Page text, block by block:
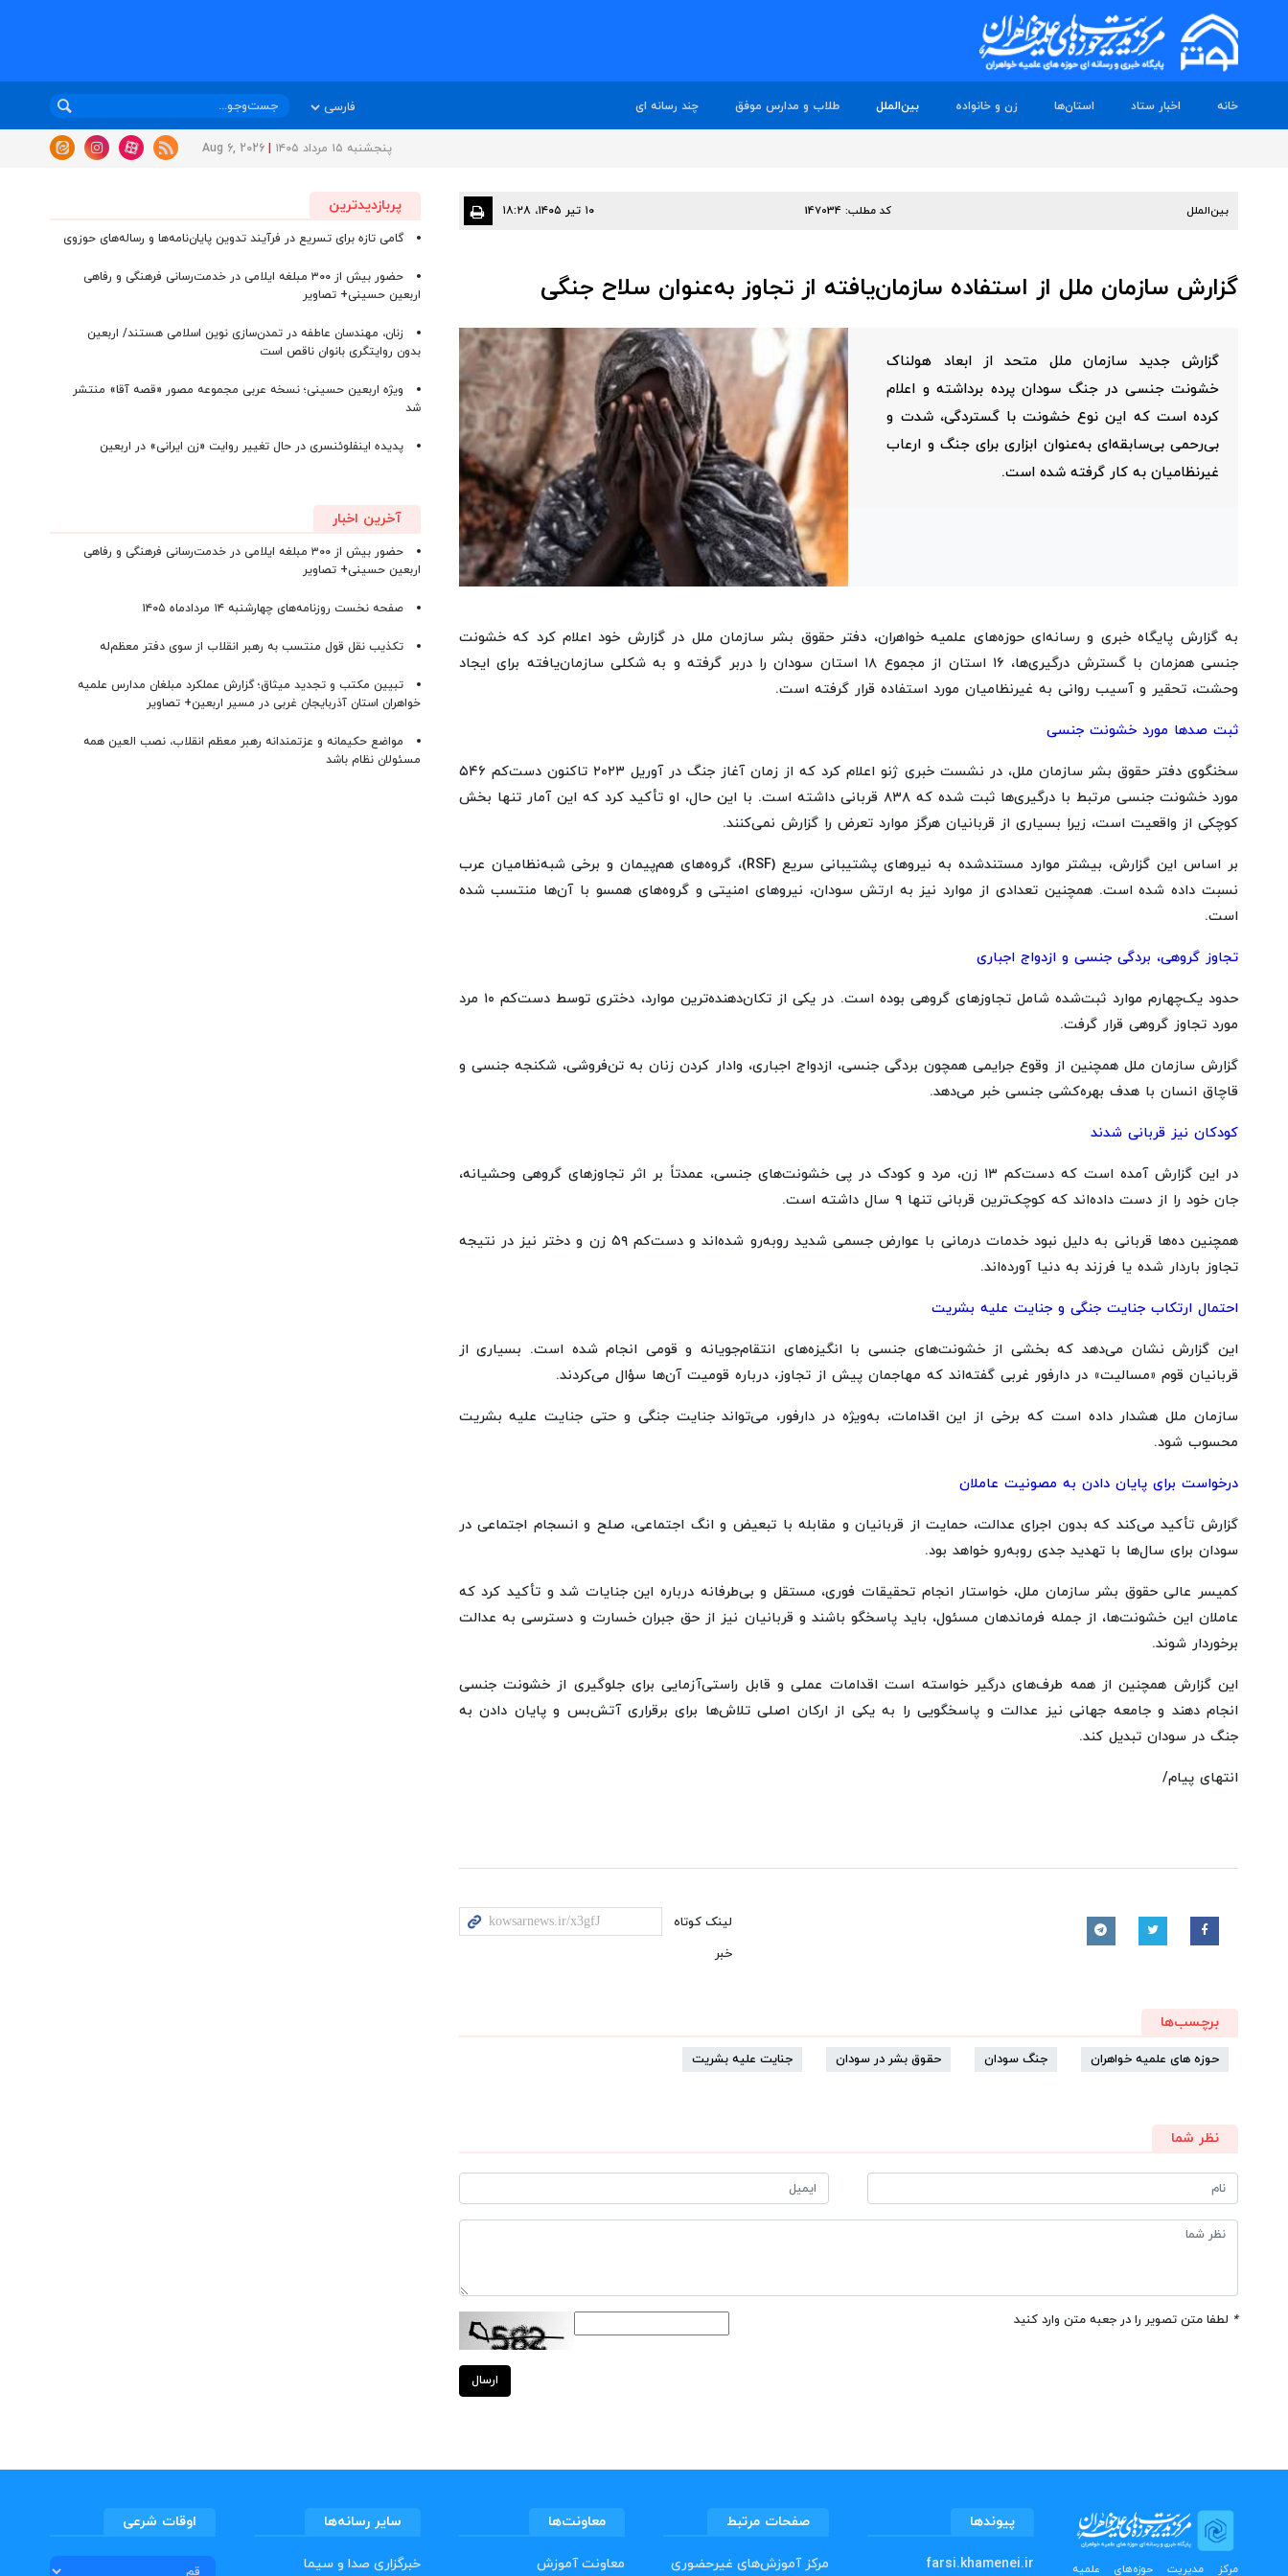
خانه اخبار ستاد استان‌ها زن و خانواده بین‌الملل طلاب و مدارس موفق چند رسانه ای
پنجشنبه ۱۵ مرداد ۱۴۰۵ Aug 6, 2026
بین‌الملل کد مطلب: 147034 ۱۰ تیر ۱۴۰۵، ۱۸:۲۸
گزارش سازمان ملل از استفاده سازمان‌یافته از تجاوز به‌عنوان سلاح جنگی
گزارش جدید سازمان ملل متحد از ابعاد هولناک
خشونت جنسی در جنگ سودان پرده برداشته و اعلام
کرده است که این نوع خشونت با گستردگی، شدت و
بی‌رحمی بی‌سابقه‌ای به‌عنوان ابزاری برای جنگ و ارعاب
غیرنظامیان به کار گرفته شده است.
به گزارش پایگاه خبری و رسانه‌ای حوزه‌های علمیه خواهران، دفتر حقوق بشر سازمان ملل در گزارش خود اعلام کرد که خشونت
جنسی همزمان با گسترش درگیری‌ها، ۱۶ استان از مجموع ۱۸ استان سودان را دربر گرفته و به شکلی سازمان‌یافته برای ایجاد
وحشت، تحقیر و آسیب روانی به غیرنظامیان مورد استفاده قرار گرفته است.
ثبت صدها مورد خشونت جنسی
سخنگوی دفتر حقوق بشر سازمان ملل، در نشست خبری ژنو اعلام کرد که از زمان آغاز جنگ در آوریل ۲۰۲۳ تاکنون دست‌کم ۵۴۶
مورد خشونت جنسی مرتبط با درگیری‌ها ثبت شده که ۸۳۸ قربانی داشته است. با این حال، او تأکید کرد که این آمار تنها بخش
کوچکی از واقعیت است، زیرا بسیاری از قربانیان هرگز موارد تعرض را گزارش نمی‌کنند.
بر اساس این گزارش، بیشتر موارد مستندشده به نیروهای پشتیبانی سریع (RSF)، گروه‌های هم‌پیمان و برخی شبه‌نظامیان عرب
نسبت داده شده است. همچنین تعدادی از موارد نیز به ارتش سودان، نیروهای امنیتی و گروه‌های همسو با آن‌ها منتسب شده
است.
تجاوز گروهی، بردگی جنسی و ازدواج اجباری
حدود یک‌چهارم موارد ثبت‌شده شامل تجاوزهای گروهی بوده است. در یکی از تکان‌دهنده‌ترین موارد، دختری توسط دست‌کم ۱۰ مرد
مورد تجاوز گروهی قرار گرفت.
گزارش سازمان ملل همچنین از وقوع جرایمی همچون بردگی جنسی، ازدواج اجباری، وادار کردن زنان به تن‌فروشی، شکنجه جنسی و
قاچاق انسان با هدف بهره‌کشی جنسی خبر می‌دهد.
کودکان نیز قربانی شدند
در این گزارش آمده است که دست‌کم ۱۳ زن، مرد و کودک در پی خشونت‌های جنسی، عمدتاً بر اثر تجاوزهای گروهی وحشیانه،
جان خود را از دست داده‌اند که کوچک‌ترین قربانی تنها ۹ سال داشته است.
همچنین ده‌ها قربانی به دلیل نبود خدمات درمانی با عوارض جسمی شدید روبه‌رو شده‌اند و دست‌کم ۵۹ زن و دختر نیز در نتیجه
تجاوز باردار شده یا فرزند به دنیا آورده‌اند.
احتمال ارتکاب جنایت جنگی و جنایت علیه بشریت
این گزارش نشان می‌دهد که بخشی از خشونت‌های جنسی با انگیزه‌های انتقام‌جویانه و قومی انجام شده است. بسیاری از
قربانیان قوم «مسالیت» در دارفور غربی گفته‌اند که مهاجمان پیش از تجاوز، درباره قومیت آن‌ها سؤال می‌کردند.
سازمان ملل هشدار داده است که برخی از این اقدامات، به‌ویژه در دارفور، می‌تواند جنایت جنگی و حتی جنایت علیه بشریت
محسوب شود.
درخواست برای پایان دادن به مصونیت عاملان
گزارش تأکید می‌کند که بدون اجرای عدالت، حمایت از قربانیان و مقابله با تبعیض و انگ اجتماعی، صلح و انسجام اجتماعی در
سودان برای سال‌ها با تهدید جدی روبه‌رو خواهد بود.
کمیسر عالی حقوق بشر سازمان ملل، خواستار انجام تحقیقات فوری، مستقل و بی‌طرفانه درباره این جنایات شد و تأکید کرد که
عاملان این خشونت‌ها، از جمله فرماندهان مسئول، باید پاسخگو باشند و قربانیان نیز از حق جبران خسارت و دسترسی به عدالت
برخوردار شوند.
این گزارش همچنین از همه طرف‌های درگیر خواسته است اقدامات عملی و قابل راستی‌آزمایی برای جلوگیری از خشونت جنسی
انجام دهند و جامعه جهانی نیز عدالت و پاسخگویی را به یکی از ارکان اصلی تلاش‌ها برای برقراری آتش‌بس و پایان دادن به
جنگ در سودان تبدیل کند.
انتهای پیام/
لینک کوتاه
خبر
برچسب‌ها
حوزه های علمیه خواهران جنگ سودان حقوق بشر در سودان جنایت علیه بشریت
نظر شما
* لطفا متن تصویر را در جعبه متن وارد کنید
ارسال
پربازدیدترین
گامی تازه برای تسریع در فرآیند تدوین پایان‌نامه‌ها و رساله‌های حوزوی
حضور بیش از ۳۰۰ مبلغه ایلامی در خدمت‌رسانی فرهنگی و رفاهی
اربعین حسینی+ تصاویر
زنان، مهندسان عاطفه در تمدن‌سازی نوین اسلامی هستند/ اربعین
بدون روایتگری بانوان ناقص است
ویژه اربعین حسینی؛ نسخه عربی مجموعه مصور «قصه آقا» منتشر
شد
پدیده اینفلوئنسری در حال تغییر روایت «زن ایرانی» در اربعین
آخرین اخبار
حضور بیش از ۳۰۰ مبلغه ایلامی در خدمت‌رسانی فرهنگی و رفاهی
اربعین حسینی+ تصاویر
صفحه نخست روزنامه‌های چهارشنبه ۱۴ مردادماه ۱۴۰۵
تکذیب نقل قول منتسب به رهبر انقلاب از سوی دفتر معظم‌له
تبیین مکتب و تجدید میثاق؛ گزارش عملکرد مبلغان مدارس علمیه
خواهران استان آذربایجان‌ غربی در مسیر اربعین+ تصاویر
مواضع حکیمانه و عزتمندانه رهبر معظم انقلاب، نصب العین همه
مسئولان نظام باشد
مرکز مدیریت حوزه‌های علمیه
پیوندها
farsi.khamenei.ir
صفحات مرتبط
مرکز آموزش‌های غیرحضوری
معاونت‌ها
معاونت آموزش
سایر رسانه‌ها
خبرگزاری صدا و سیما
اوقات شرعی